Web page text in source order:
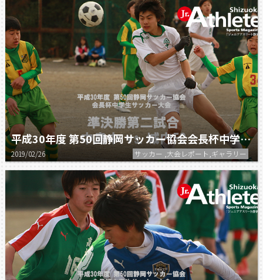
平成30年度 第50回静岡サッカー協会会長杯中学生サッカー大会 準決勝第二試合
2019/02/26 サッカー ,大会レポート,ギャラリー